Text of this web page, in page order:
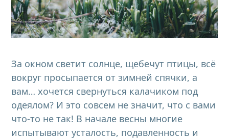
За окном светит солнце, щебечут птицы, всё
вокруг просыпается от зимней спячки, а
вам… хочется свернуться калачиком под
одеялом? И это совсем не значит, что с вами
что-то не так! В начале весны многие
испытывают усталость, подавленность и